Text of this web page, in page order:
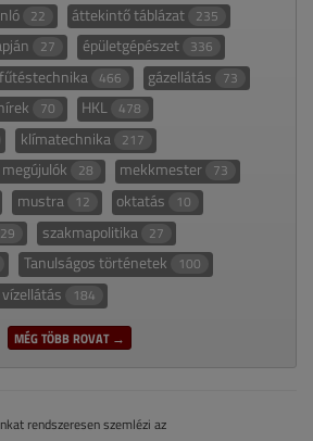
22 áttekintő táblázat 235
27 épületgépészet 336
fűtéstechnika 466 gázellátás 73
70 HKL 478
klímatechnika 217
megújulók 28 mekkmester 73
mustra 12 oktatás 10
szakmapolitika 27
Tanulságos történetek 100
vízellátás 184
MÉG TÖBB ROVAT →
rendszeresen szemlézi az